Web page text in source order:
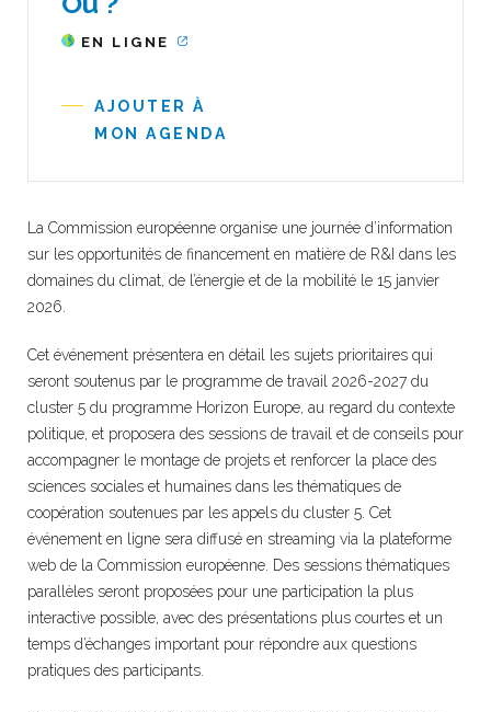
EN LIGNE
AJOUTER À
MON AGENDA
La Commission européenne organise une journée d’information
sur les opportunités de financement en matière de R&I dans les
domaines du climat, de l’énergie et de la mobilité le 15 janvier
2026.
Cet événement présentera en détail les sujets prioritaires qui
seront soutenus par le programme de travail 2026-2027 du
cluster 5 du programme Horizon Europe, au regard du contexte
politique, et proposera des sessions de travail et de conseils pour
accompagner le montage de projets et renforcer la place des
sciences sociales et humaines dans les thématiques de
coopération soutenues par les appels du cluster 5. Cet
événement en ligne sera diffusé en streaming via la plateforme
web de la Commission européenne. Des sessions thématiques
parallèles seront proposées pour une participation la plus
interactive possible, avec des présentations plus courtes et un
temps d’échanges important pour répondre aux questions
pratiques des participants.